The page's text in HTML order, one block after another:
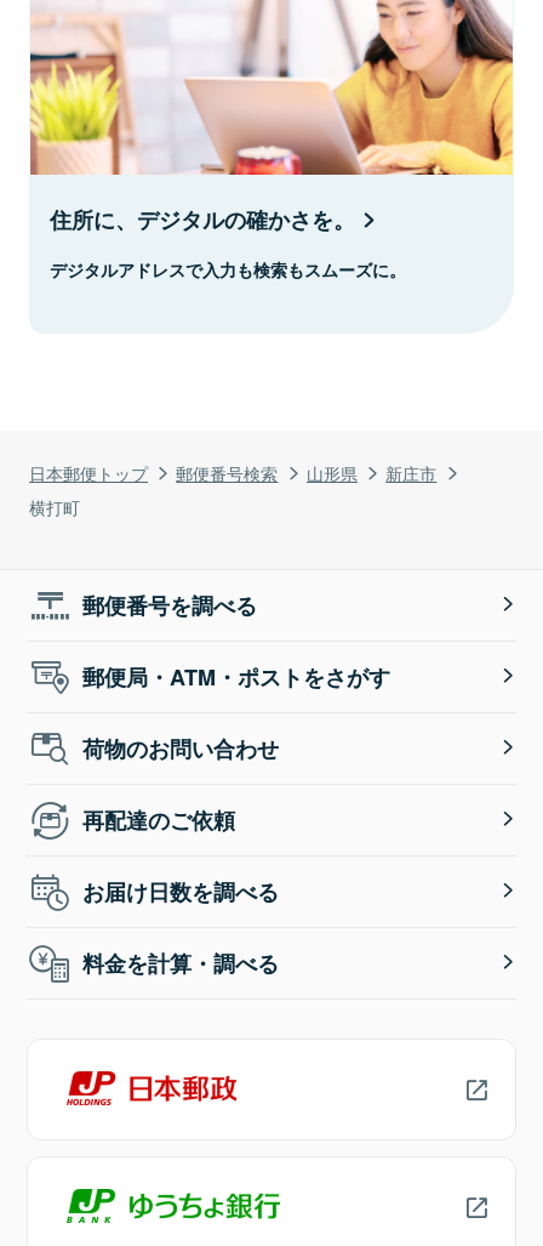
日本郵便トップ 郵便番号検索 山形県
新庄市
横打町
住所に、デジタルの確かさを。
デジタルアドレスで入力も検索もスムーズに。
郵便番号を調べる
郵便局・ATM・ポストをさがす
荷物のお問い合わせ
再配達のご依頼
お届け日数を調べる
料金を計算・調べる